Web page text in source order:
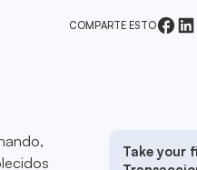
COMPARTE ESTO
Take your